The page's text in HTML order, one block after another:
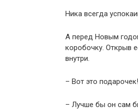
Ника всегда
А перед Новым
коробочку. Открыв
внутри.
– Вот это
– Лучше бы он сам